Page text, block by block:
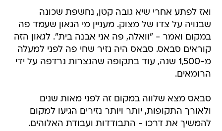
ואז לפתע אחרי שיא גובה קטן, נחשפת שכונה
שבנויה על צדו של מצוק. מעניין מי הגאון שעמד פה
במקום ואמר - "וואלה, פה אני אבנה בית". לגאון הזה
קוראים סבאס. סבאס היה נזיר שחי פה לפני למעלה
מ-1,500 שנה, עוד בתקופה שהנצרות נרדפה על ידי
הרומאים.
סבאס מצא שלווה במקום זה לפני מאות שנים
ולאורך התקופות, יותר ויותר נזירים הגיעו למקום
להמשיך את דרכו - התבודדות ועבודת האלוהים.